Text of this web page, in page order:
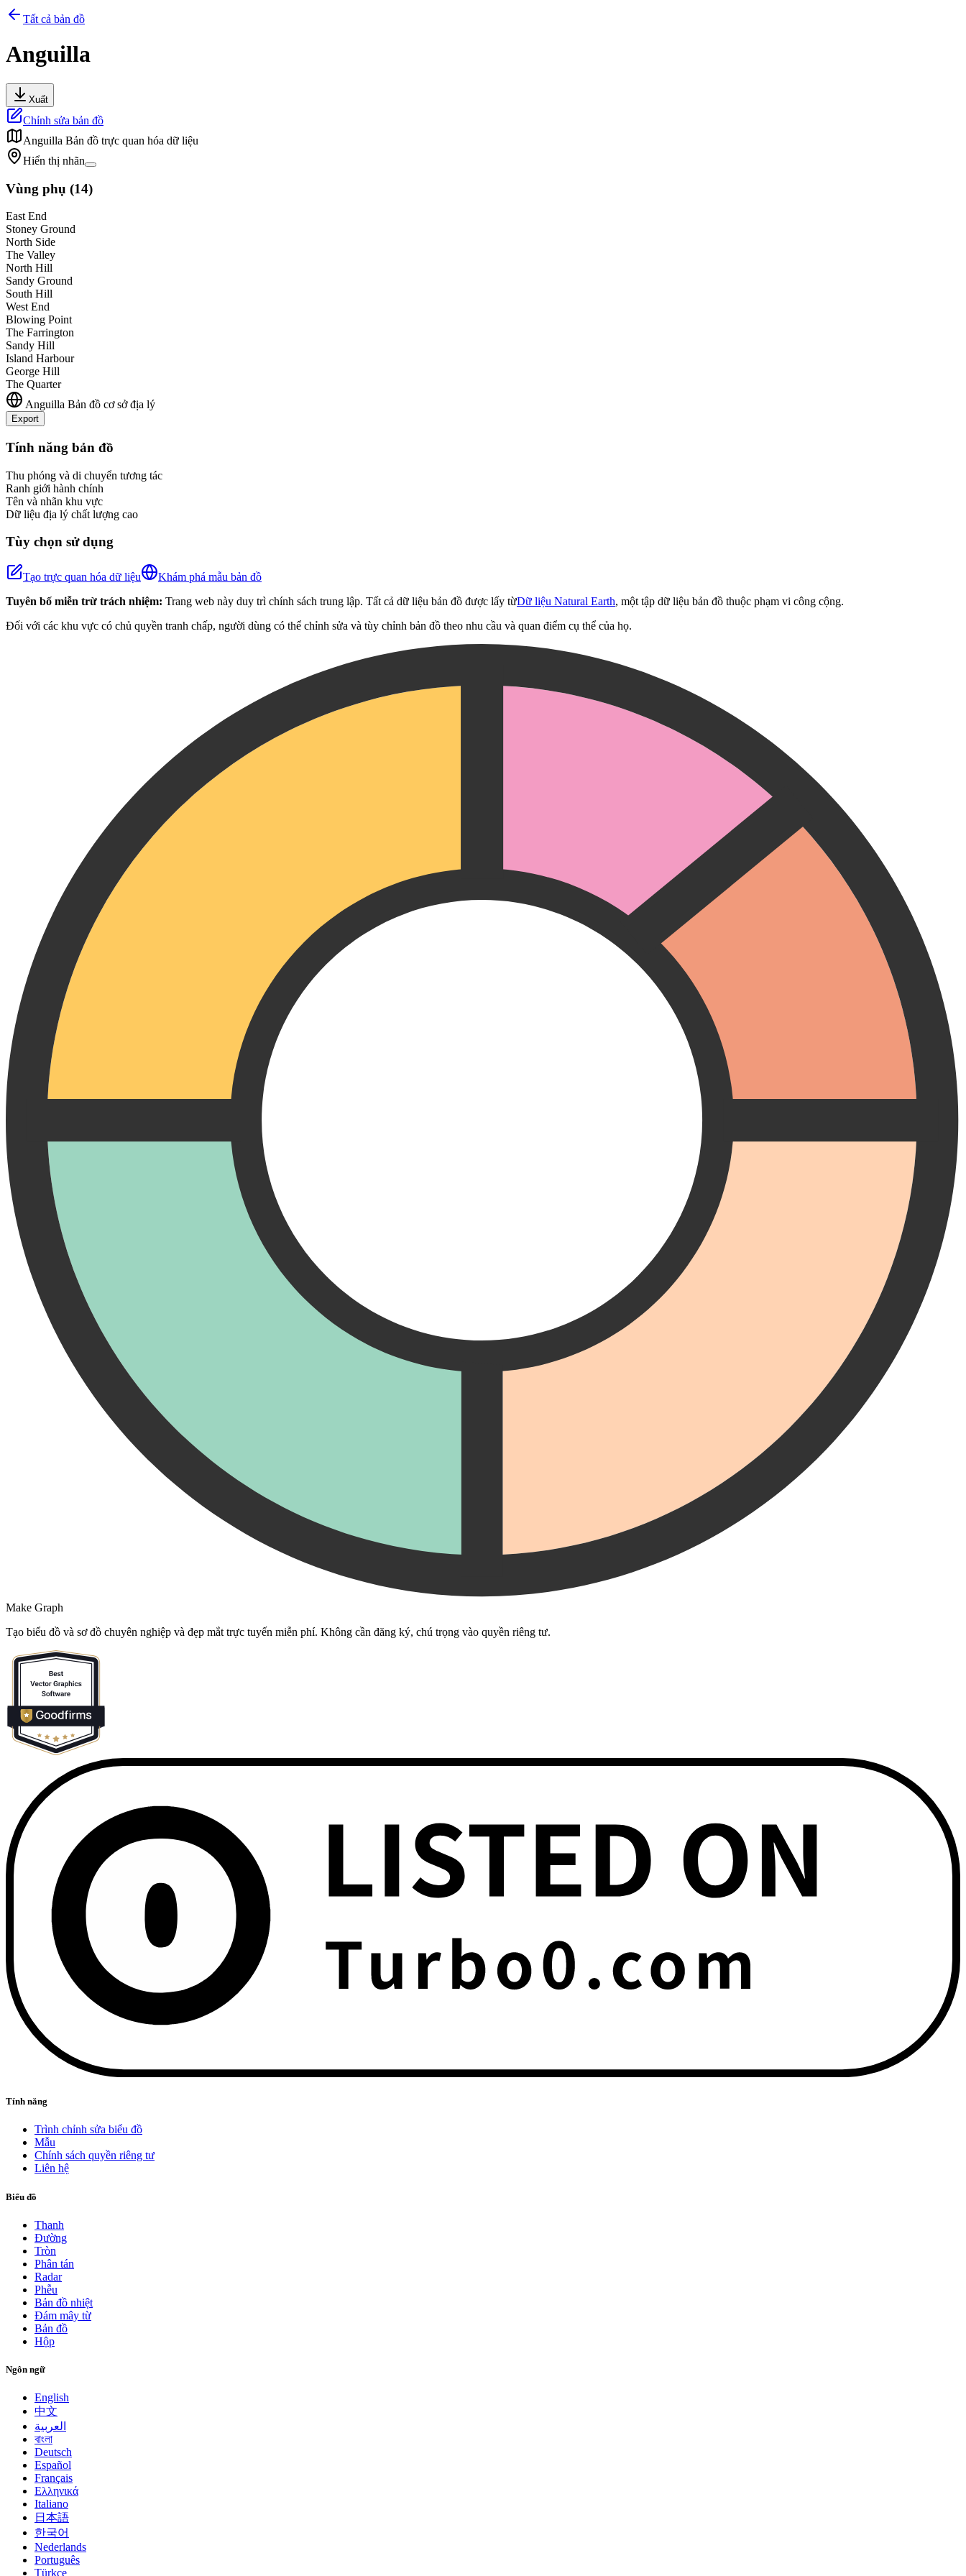
Tất cả bản đồ
Anguilla
Xuất
Chỉnh sửa bản đồ
Anguilla Bản đồ trực quan hóa dữ liệu
Hiển thị nhãn
Vùng phụ (14)
East End
Stoney Ground
North Side
The Valley
North Hill
Sandy Ground
South Hill
West End
Blowing Point
The Farrington
Sandy Hill
Island Harbour
George Hill
The Quarter
Anguilla Bản đồ cơ sở địa lý
Export
+
Tính năng bản đồ
Thu phóng và di chuyển tương tác
Ranh giới hành chính
Tên và nhãn khu vực
Dữ liệu địa lý chất lượng cao
Tùy chọn sử dụng
Tạo trực quan hóa dữ liệu
Khám phá mẫu bản đồ
Tuyên bố miễn trừ trách nhiệm: Trang web này duy trì chính sách trung lập. Tất cả dữ liệu bản đồ được lấy từDữ liệu Natural Earth, một tập dữ liệu bản đồ thuộc phạm vi công cộng.
Đối với các khu vực có chủ quyền tranh chấp, người dùng có thể chỉnh sửa và tùy chỉnh bản đồ theo nhu cầu và quan điểm cụ thể của họ.
Make Graph
Tạo biểu đồ và sơ đồ chuyên nghiệp và đẹp mắt trực tuyến miễn phí. Không cần đăng ký, chú trọng vào quyền riêng tư.
Tính năng
Trình chỉnh sửa biểu đồ
Mẫu
Chính sách quyền riêng tư
Liên hệ
Biểu đồ
Thanh
Đường
Tròn
Phân tán
Radar
Phễu
Bản đồ nhiệt
Đám mây từ
Bản đồ
Hộp
Ngôn ngữ
English
中文
العربية
বাংলা
Deutsch
Español
Français
Ελληνικά
Italiano
日本語
한국어
Nederlands
Português
Türkçe